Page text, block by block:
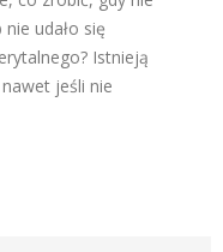
udało się
Istnieją
jeśli nie